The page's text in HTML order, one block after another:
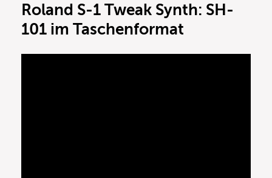
Roland S-1 Tweak Synth: SH-
101 im Taschenformat